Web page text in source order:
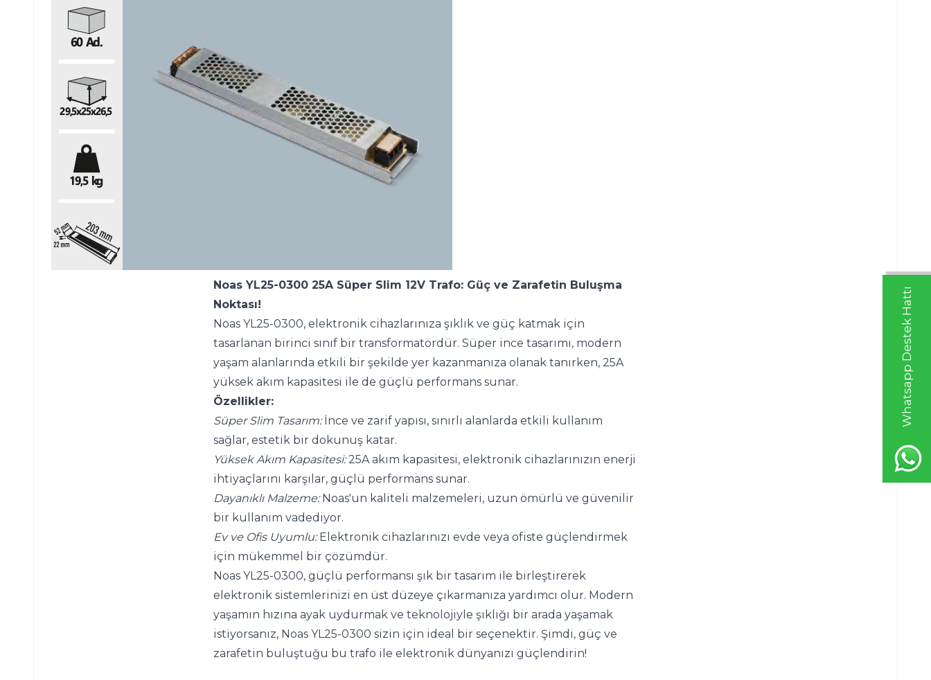
Whatsapp Destek Hattı
Noas YL25-0300 25A Süper Slim 12V Trafo: Güç ve Zarafetin Buluşma
Noktası!
Noas YL25-0300, elektronik cihazlarınıza şıklık ve güç katmak için
tasarlanan birinci sınıf bir transformatördür. Süper ince tasarımı, modern
yaşam alanlarında etkili bir şekilde yer kazanmanıza olanak tanırken, 25A
yüksek akım kapasitesi ile de güçlü performans sunar.
Özellikler:
Süper Slim Tasarım: İnce ve zarif yapısı, sınırlı alanlarda etkili kullanım
sağlar, estetik bir dokunuş katar.
Yüksek Akım Kapasitesi: 25A akım kapasitesi, elektronik cihazlarınızın enerji
ihtiyaçlarını karşılar, güçlü performans sunar.
Dayanıklı Malzeme: Noas'un kaliteli malzemeleri, uzun ömürlü ve güvenilir
bir kullanım vadediyor.
Ev ve Ofis Uyumlu: Elektronik cihazlarınızı evde veya ofiste güçlendirmek
için mükemmel bir çözümdür.
Noas YL25-0300, güçlü performansı şık bir tasarım ile birleştirerek
elektronik sistemlerinizi en üst düzeye çıkarmanıza yardımcı olur. Modern
yaşamın hızına ayak uydurmak ve teknolojiyle şıklığı bir arada yaşamak
istiyorsanız, Noas YL25-0300 sizin için ideal bir seçenektir. Şimdi, güç ve
zarafetin buluştuğu bu trafo ile elektronik dünyanızı güçlendirin!